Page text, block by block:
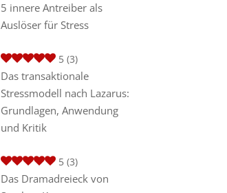
5 innere Antreiber als
Auslöser für Stress
5 (3)
Das transaktionale
Stressmodell nach Lazarus:
Grundlagen, Anwendung
und Kritik
5 (3)
Das Dramadreieck von